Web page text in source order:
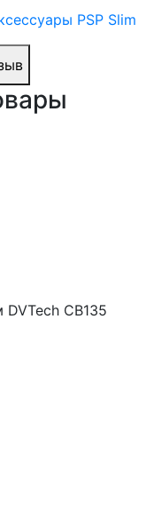
PSP Slim
CB135